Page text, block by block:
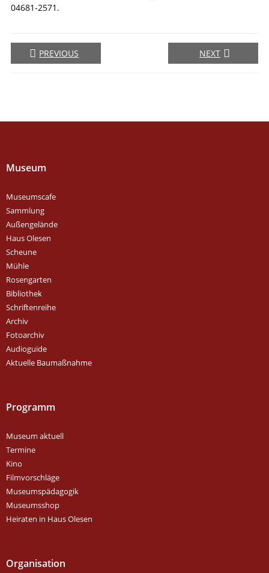
04681-2571.
PREVIOUS NEXT
Museum
Museumscafe
Sammlung
Außengelände
Haus Olesen
Scheune
Mühle
Rosengarten
Bibliothek
Schriftenreihe
Archiv
Fotoarchiv
Audioguide
Aktuelle Baumaßnahme
Programm
Museum aktuell
Termine
Kino
Filmvorschläge
Museumspädagogik
Museumsshop
Heiraten in Haus Olesen
Organisation